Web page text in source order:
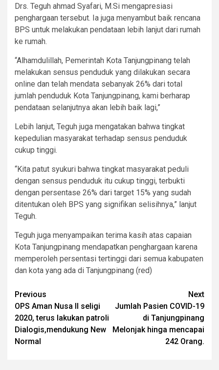
Drs. Teguh ahmad Syafari, M.Si mengapresiasi
penghargaan tersebut. Ia juga menyambut baik rencana
BPS untuk melakukan pendataan lebih lanjut dari rumah
ke rumah.
“Alhamdulillah, Pemerintah Kota Tanjungpinang telah
melakukan sensus penduduk yang dilakukan secara
online dan telah mendata sebanyak 26% dari total
jumlah penduduk Kota Tanjungpinang, kami berharap
pendataan selanjutnya akan lebih baik lagi,”
Lebih lanjut, Teguh juga mengatakan bahwa tingkat
kepedulian masyarakat terhadap sensus penduduk
cukup tinggi.
“Kita patut syukuri bahwa tingkat masyarakat peduli
dengan sensus penduduk itu cukup tinggi, terbukti
dengan persentase 26% dari target 15% yang sudah
ditentukan oleh BPS yang signifikan selisihnya,” lanjut
Teguh.
Teguh juga menyampaikan terima kasih atas capaian
Kota Tanjungpinang mendapatkan penghargaan karena
memperoleh persentasi tertinggi dari semua kabupaten
dan kota yang ada di Tanjungpinang (red)
Post
navigation
Previous
OPS Aman Nusa II seligi
2020, terus lakukan patroli
Dialogis,mendukung New
Normal
Next
Jumlah Pasien COVID-19
di Tanjungpinang
Melonjak hinga mencapai
242 Orang.